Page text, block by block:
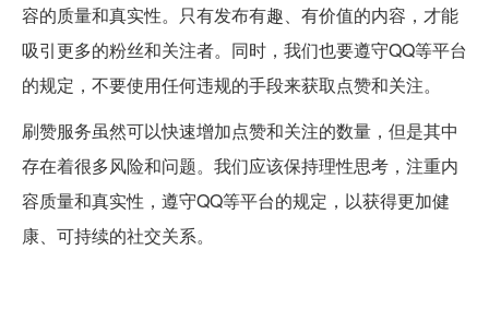
容的质量和真实性。只有发布有趣、有价值的内容，才能
吸引更多的粉丝和关注者。同时，我们也要遵守QQ等平台
的规定，不要使用任何违规的手段来获取点赞和关注。
刷赞服务虽然可以快速增加点赞和关注的数量，但是其中
存在着很多风险和问题。我们应该保持理性思考，注重内
容质量和真实性，遵守QQ等平台的规定，以获得更加健
康、可持续的社交关系。